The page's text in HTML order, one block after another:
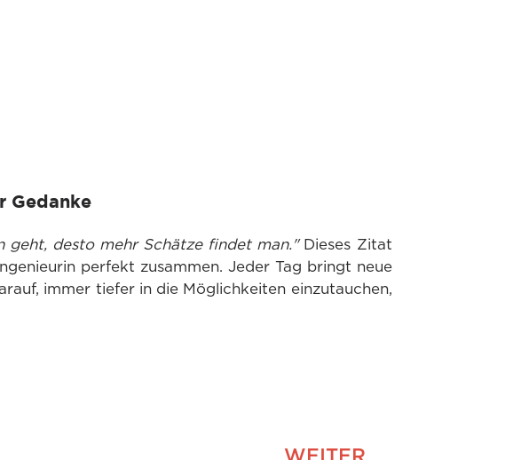
Gedanke
geht, desto mehr Schätze findet man."Dieses Zitat
perfekt zusammen. Jeder Tag bringt neue
immer tiefer in die Möglichkeiten einzutauchen,